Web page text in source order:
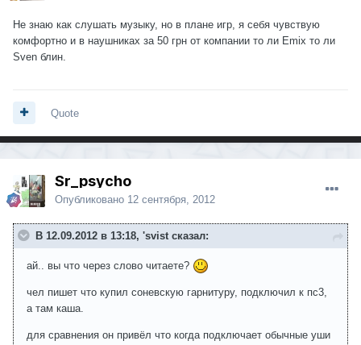
Не знаю как слушать музыку, но в плане игр, я себя чувствую
комфортно и в наушниках за 50 грн от компании то ли Emix то ли
Sven блин.
Quote
Sr_psycho
Опубликовано 12 сентября, 2012
В 12.09.2012 в 13:18, 'svist сказал:
ай.. вы что через слово читаете?
чел пишет что купил соневскую гарнитуру, подключил к пс3,
а там каша.
для сравнения он привёл что когда подключает обычные уши